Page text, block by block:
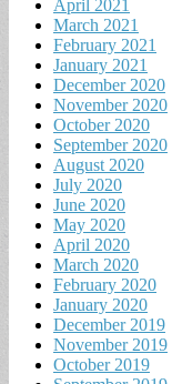
April 2021
March 2021
February 2021
January 2021
December 2020
November 2020
October 2020
September 2020
August 2020
July 2020
June 2020
May 2020
April 2020
March 2020
February 2020
January 2020
December 2019
November 2019
October 2019